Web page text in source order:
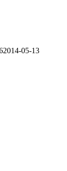
2014-05-13